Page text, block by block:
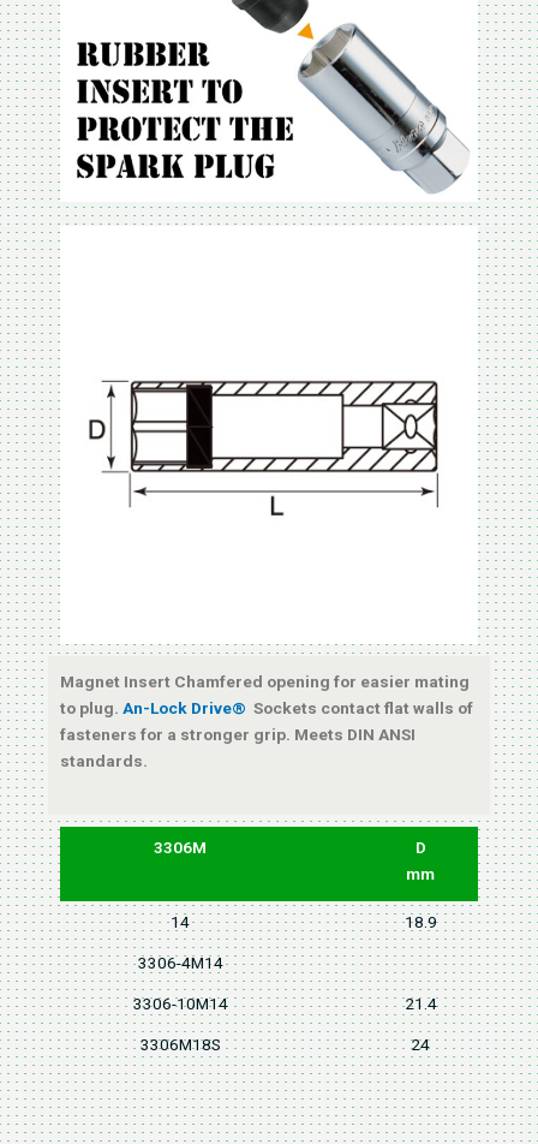
Magnet Insert Chamfered opening for easier mating
to plug. An-Lock Drive® Sockets contact flat walls of
fasteners for a stronger grip. Meets DIN ANSI
standards.
3306M
D
mm
14 18.9
3306-4M14
3306-10M14 21.4
3306M18S 24